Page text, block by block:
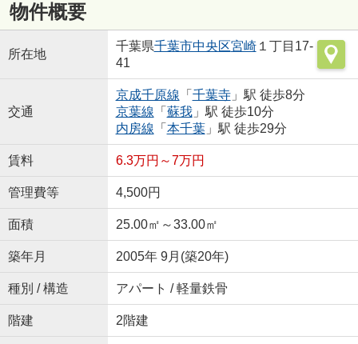
物件概要
所在地
千葉県千葉市中央区宮崎１丁目17-
41
交通
京成千原線 「 千葉寺」駅 徒歩8分
京葉線 「 蘇我」駅 徒歩10分
内房線 「 本千葉」駅 徒歩29分
賃料 6.3万円～7万円
管理費等 4,500円
面積 25.00㎡～33.00㎡
築年月 2005年 9月(築20年)
種別 / 構造 アパート / 軽量鉄骨
階建 2階建